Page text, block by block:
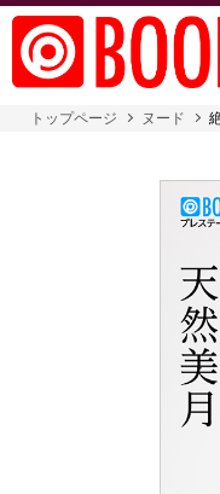
トップページ ヌード